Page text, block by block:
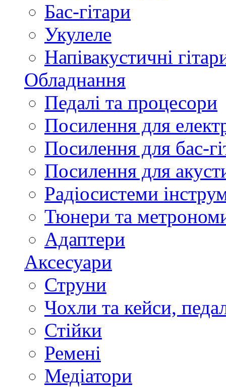
Бас-гітари
Укулеле
Напівакустичні
Обладнання
Педалі та процесори
Посилення для
Посилення для бас-
Посилення для
Радіосистеми
Тюнери та
Адаптери
Аксесуари
Струни
Чохли та кейси,
Стійки
Ремені
Медіатори